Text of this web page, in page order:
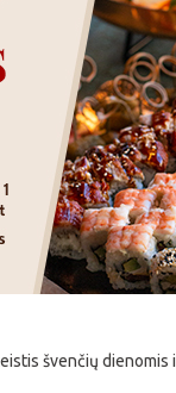
švenčių dienomis